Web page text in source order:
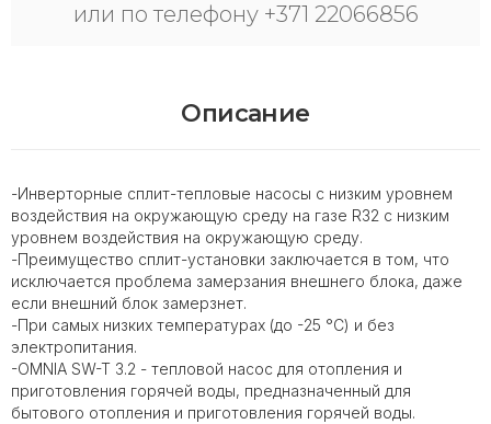
или по телефону +371 22066856
Описание
-Инверторные сплит-тепловые насосы с низким уровнем
воздействия на окружающую среду на газе R32 с низким
уровнем воздействия на окружающую среду.
-Преимущество сплит-установки заключается в том, что
исключается проблема замерзания внешнего блока, даже
если внешний блок замерзнет.
-При самых низких температурах (до -25 °C) и без
электропитания.
-OMNIA SW-T 3.2 - тепловой насос для отопления и
приготовления горячей воды, предназначенный для
бытового отопления и приготовления горячей воды.